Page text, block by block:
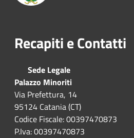
Recapiti e Contatti
Sede Legale
Palazzo Minoriti
Via Prefettura, 14
95124 Catania (CT)
Codice Fiscale: 00397470873
P.Iva: 00397470873